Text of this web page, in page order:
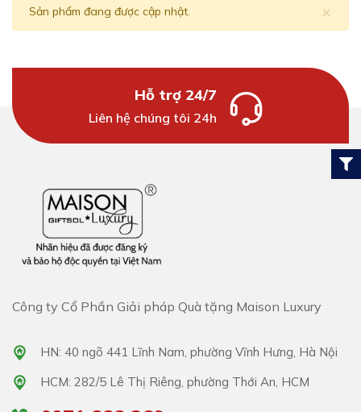
×
Sản phẩm đang được cập nhật.
Hỗ trợ 24/7
Liên hệ chúng tôi 24h
Công ty Cổ Phần Giải pháp Quà tặng Maison Luxury
HN: 40 ngõ 441 Lĩnh Nam, phường Vĩnh Hưng, Hà Nội
HCM: 282/5 Lê Thị Riêng, phường Thới An, HCM